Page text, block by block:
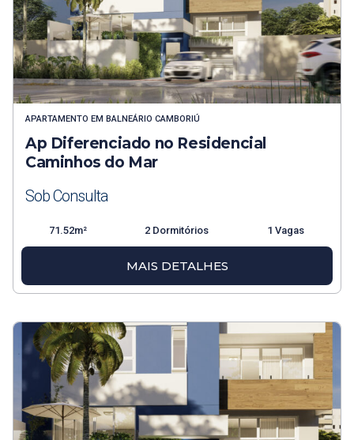
APARTAMENTO EM BALNEÁRIO CAMBORIÚ
Ap Diferenciado no Residencial
Caminhos do Mar
Sob Consulta
71.52m² 2 Dormitórios 1 Vagas
MAIS DETALHES